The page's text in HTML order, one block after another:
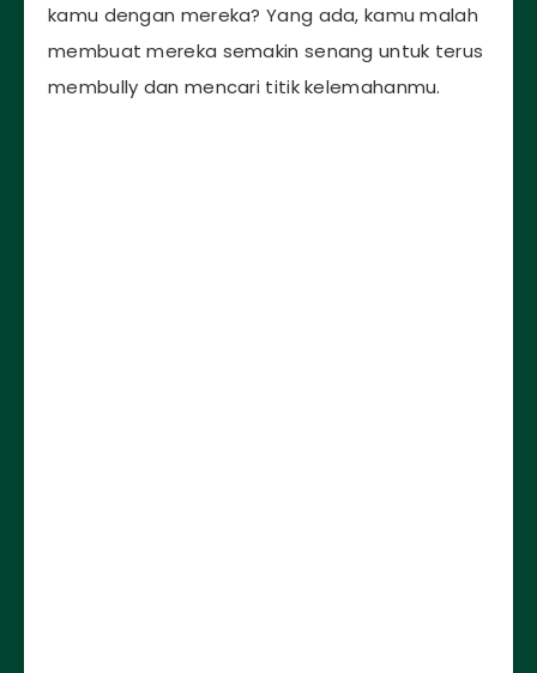
kamu dengan mereka? Yang ada, kamu malah
membuat mereka semakin senang untuk terus
membully dan mencari titik kelemahanmu.